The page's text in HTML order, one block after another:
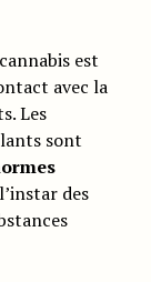
est
avec la
Les
sont
des